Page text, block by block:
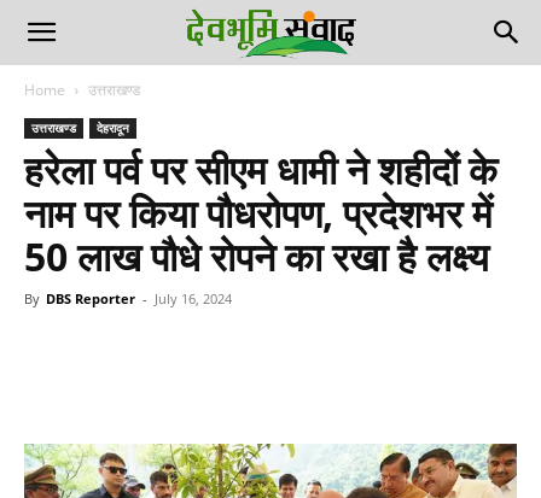
Home उत्तराखण्ड
उत्तराखण्ड देहरादून
हरेला पर्व पर सीएम धामी ने शहीदों के
नाम पर किया पौधरोपण, प्रदेशभर में
50 लाख पौधे रोपने का रखा है लक्ष्य
By DBS Reporter - July 16, 2024